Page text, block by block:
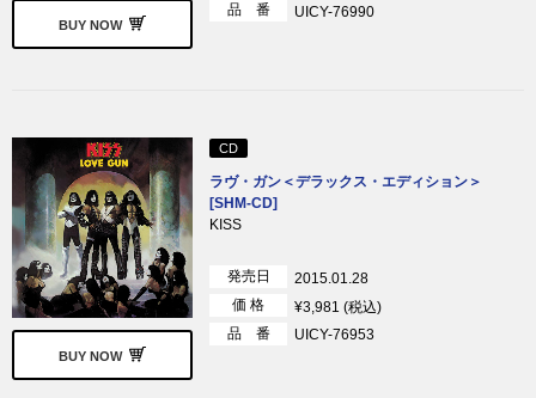
BUY NOW
品 番
UICY-76990
BUY NOW
CD
ラヴ・ガン＜デラックス・エディション＞
[SHM-CD]
KISS
発売日
2015.01.28
価 格
¥3,981 (税込)
品 番
UICY-76953